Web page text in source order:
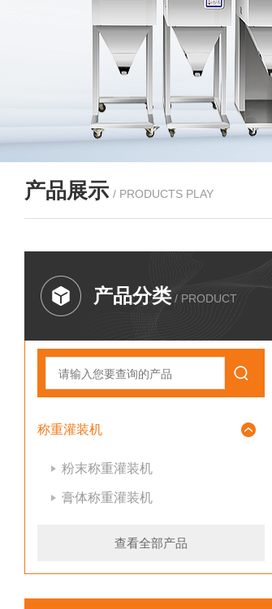
产品展示 / PRODUCTS PLAY
产品分类 / PRODUCT
称重灌装机
粉末称重灌装机
膏体称重灌装机
查看全部产品